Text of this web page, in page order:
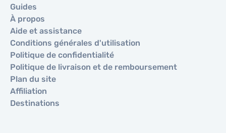
Guides
À propos
Aide et assistance
Conditions générales d'utilisation
Politique de confidentialité
Politique de livraison et de remboursement
Plan du site
Affiliation
Destinations